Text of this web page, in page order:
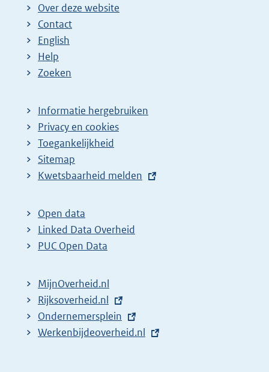
Over deze website
Contact
English
Help
Zoeken
Informatie hergebruiken
Privacy en cookies
Toegankelijkheid
Sitemap
E
t
e
r
l
i
n
k
Kwetsbaarheid melden
Open data
Linked Data Overheid
PUC Open Data
MijnOverheid.nl
E
x
t
Rijksoverheid.nl
E
x
Ondernemersplein
E
Werkenbijdeoverheid.nl